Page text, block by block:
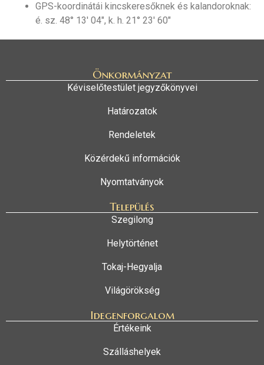
GPS-koordinátái kincskeresőknek és kalandoroknak:
é. sz. 48° 13′ 04″, k. h. 21° 23′ 60″
Önkormányzat
Kéviselőtestület jegyzőkönyvei
Határozatok
Rendeletek
Közérdekű információk
Nyomtatványok
Település
Szegilong
Helytörténet
Tokaj-Hegyalja
Világörökség
Idegenforgalom
Értékeink
Szálláshelyek